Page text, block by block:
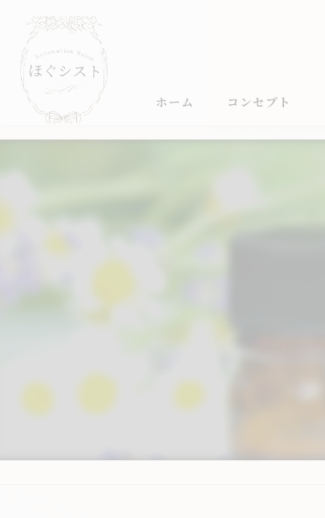
ホーム コンセプト